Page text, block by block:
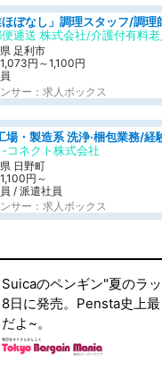
足利市
円～1,100円
サー：求人ボックス
コネクト株式会社
日野町
円～
/ 派遣社員
サー：求人ボックス
Suicaのペンギン"夏のラ
8日に発売。Pensta史上
だよ~。